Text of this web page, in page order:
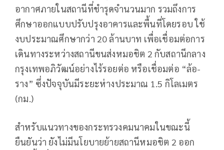
อากาศภายในสถานีที่ชำรุดจำนวนมาก รวมถึงการ
ศึกษาออกแบบปรับปรุงอาคารและพื้นที่โดยรอบ ใช้
งบประมาณศึกษากว่า 20 ล้านบาท เพื่อเชื่อมต่อการ
เดินทางระหว่างสถานีขนส่งหมอชิต 2 กับสถานีกลาง
กรุงเทพอภิวัฒน์อย่างไร้รอยต่อ หรือเชื่อมต่อ “ล้อ-
ราง” ซึ่งปัจจุบันมีระยะห่างประมาณ 1.5 กิโลเมตร
(กม.)
สำหรับแนวทางของกระทรวงคมนาคมในขณะนี้
ยืนยันว่า ยังไม่มีนโยบายย้ายสถานีหมอชิต 2 ออก